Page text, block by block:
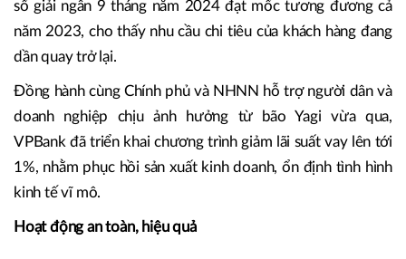
số giải ngân 9 tháng năm 2024 đạt mốc tương đương cả
năm 2023, cho thấy nhu cầu chi tiêu của khách hàng đang
dần quay trở lại.
Đồng hành cùng Chính phủ và NHNN hỗ trợ người dân và
doanh nghiệp chịu ảnh hưởng từ bão Yagi vừa qua,
VPBank đã triển khai chương trình giảm lãi suất vay lên tới
1%, nhằm phục hồi sản xuất kinh doanh, ổn định tình hình
kinh tế vĩ mô.
Hoạt động an toàn, hiệu quả